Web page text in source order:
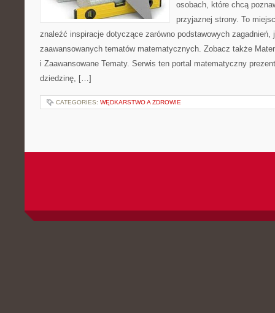
osobach, które chcą
przyjaznej strony. To
znaleźć inspiracje dotyczące zarówno podstawowych zagadnień,
zaawansowanych tematów matematycznych. Zobacz także
i Zaawansowane Tematy. Serwis ten portal matematyczny
dziedzinę, […]
CATEGORIES: WĘDKARSTWO A ZDROWIE